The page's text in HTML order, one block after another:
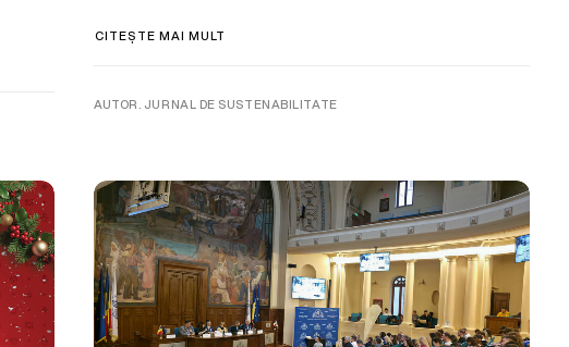
CITEȘTE MAI MULT
AUTOR. JURNAL DE SUSTENABILITATE